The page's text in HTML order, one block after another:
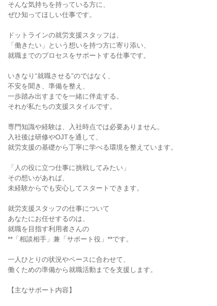
そんな気持ちを持っている方に、
ぜひ知ってほしい仕事です。
ドットラインの就労支援スタッフは、
「働きたい」という想いを持つ方に寄り添い、
就職までのプロセスをサポートする仕事です。
いきなり“就職させる”のではなく、
不安を聞き、準備を整え、
一歩踏み出すまでを一緒に伴走する。
それが私たちの支援スタイルです。
専門知識や経験は、入社時点では必要ありません。
入社後は研修やOJTを通して、
就労支援の基礎から丁寧に学べる環境を整えています。
「人の役に立つ仕事に挑戦してみたい」
その想いがあれば、
未経験からでも安心してスタートできます。
就労支援スタッフの仕事について
あなたにお任せするのは、
就職を目指す利用者さんの
**「相談相手」兼「サポート役」**です。
一人ひとりの状況やペースに合わせて、
働くための準備から就職活動までを支援します。
【主なサポート内容】